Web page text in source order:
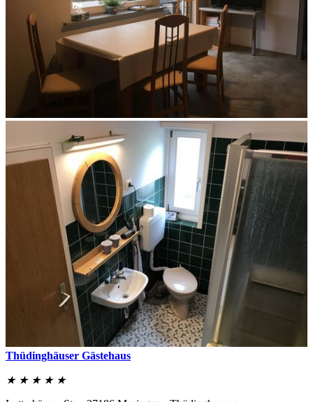
Thüdinghäuser Gästehaus
★ ★ ★ ★ ★